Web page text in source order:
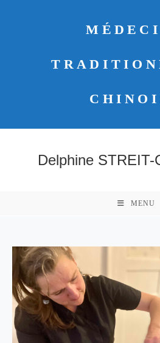
Delphine STREIT-
MENU